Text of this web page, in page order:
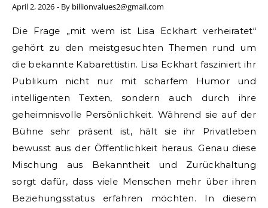
April 2, 2026 - By billionvalues2@gmail.com
Die Frage „mit wem ist Lisa Eckhart verheiratet“
gehört zu den meistgesuchten Themen rund um
die bekannte Kabarettistin. Lisa Eckhart fasziniert ihr
Publikum nicht nur mit scharfem Humor und
intelligenten Texten, sondern auch durch ihre
geheimnisvolle Persönlichkeit. Während sie auf der
Bühne sehr präsent ist, hält sie ihr Privatleben
bewusst aus der Öffentlichkeit heraus. Genau diese
Mischung aus Bekanntheit und Zurückhaltung
sorgt dafür, dass viele Menschen mehr über ihren
Beziehungsstatus erfahren möchten. In diesem